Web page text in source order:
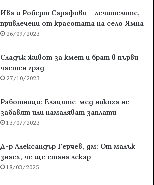
Ива и Роберт Сарафови – лечителите,
привлечени от красотата на село Ямна
26/09/2023
Сладък живот за кмет и брат в първи
частен град
27/10/2023
Работници: Елаците-мед никога не
забавят или намаляват заплати
13/07/2023
Д-р Александър Герчев, дм: От малък
знаех, че ще стана лекар
18/03/2025